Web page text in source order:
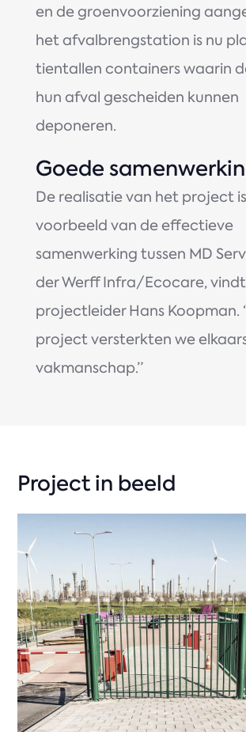
en de groenvoorziening
het afvalbrengstation is nu
tientallen containers waarin
hun afval gescheiden kunnen
deponeren.
Goede
De realisatie van het project
voorbeeld van de effectieve
samenwerking tussen MD
der Werff Infra/Ecocare, vindt
projectleider Hans Koopman.
project versterkten we
vakmanschap.”
Project in beeld